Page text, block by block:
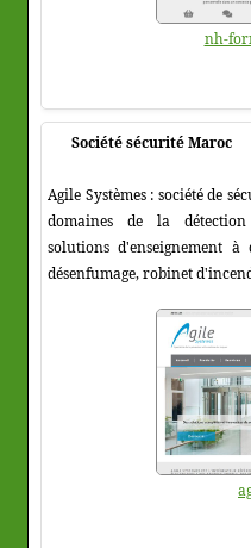
nh-
Société sécurité Maroc
Agile Systèmes : société de
domaines de la détection
solutions d'enseignement
désenfumage, robinet